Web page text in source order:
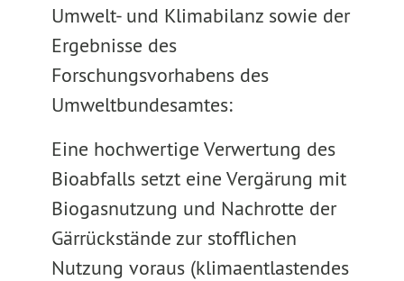
Umwelt- und Klimabilanz sowie der
Ergebnisse des
Forschungsvorhabens des
Umweltbundesamtes:
Eine hochwertige Verwertung des
Bioabfalls setzt eine Vergärung mit
Biogasnutzung und Nachrotte der
Gärrückstände zur stofflichen
Nutzung voraus (klimaentlastendes